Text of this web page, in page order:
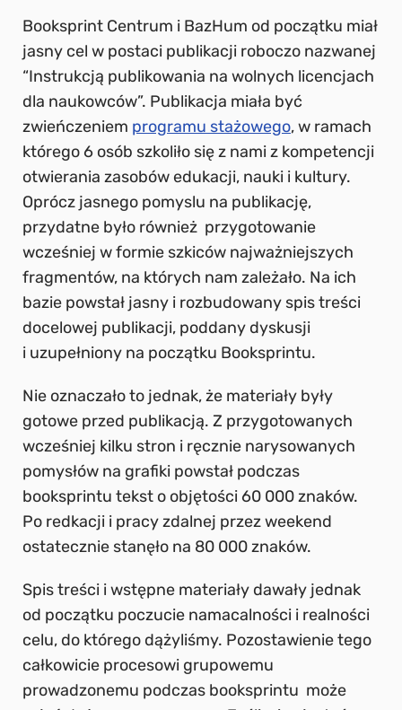
Booksprint Centrum i BazHum od początku miał
jasny cel w postaci publikacji roboczo nazwanej
“Instrukcją publikowania na wolnych licencjach
dla naukowców”. Publikacja miała być
zwieńczeniem programu stażowego, w ramach
którego 6 osób szkoliło się z nami z kompetencji
otwierania zasobów edukacji, nauki i kultury.
Oprócz jasnego pomyslu na publikację,
przydatne było również przygotowanie
wcześniej w formie szkiców najważniejszych
fragmentów, na których nam zależało. Na ich
bazie powstał jasny i rozbudowany spis treści
docelowej publikacji, poddany dyskusji
i uzupełniony na początku Booksprintu.
Nie oznaczało to jednak, że materiały były
gotowe przed publikacją. Z przygotowanych
wcześniej kilku stron i ręcznie narysowanych
pomysłów na grafiki powstał podczas
booksprintu tekst o objętości 60 000 znaków.
Po redkacji i pracy zdalnej przez weekend
ostatecznie stanęło na 80 000 znaków.
Spis treści i wstępne materiały dawały jednak
od początku poczucie namacalności i realności
celu, do którego dążyliśmy. Pozostawienie tego
całkowicie procesowi grupowemu
prowadzonemu podczas booksprintu może